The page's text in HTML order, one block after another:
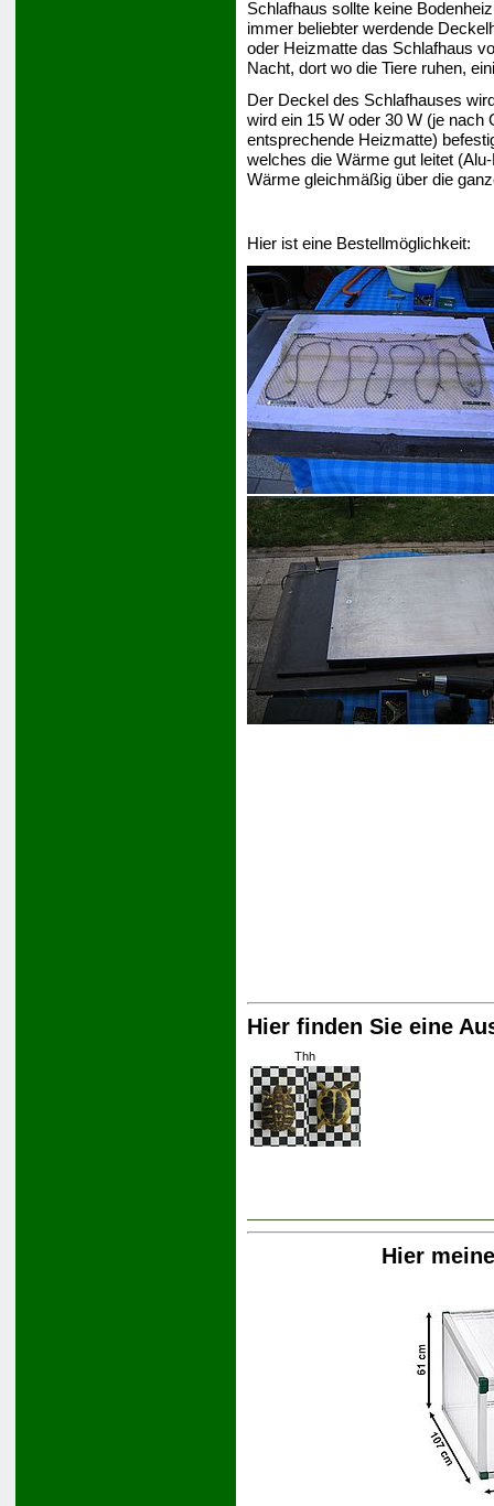
Schlafhaus sollte keine
immer beliebter werdende
oder Heizmatte das Schlafhaus
Nacht, dort wo die Tiere ruhen,
Der Deckel des Schlafhauses
wird ein 15 W oder 30 W (je
entsprechende Heizmatte)
welches die Wärme gut leitet
Wärme gleichmäßig über die
Hier ist eine Bestellmöglichkeit:
Hier finden Sie eine
Thh
Hier